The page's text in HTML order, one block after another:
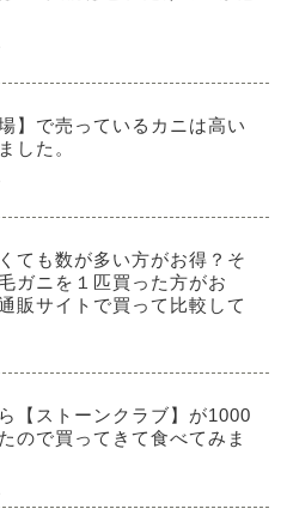
】で売っているカニは高い
した。
ても数が多い方がお得？そ
ガニを１匹買った方がお
販サイトで買って比較して
【ストーンクラブ】が1000
ので買ってきて食べてみま